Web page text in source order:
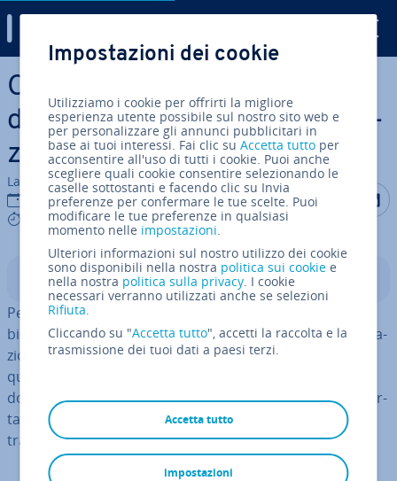
Vai al contenuto prin­ci­pa­le
Come fun­zio­na­no i dazi
doganali e l’IVA sulle im­por­ta­
zio­ni?
La redazione di IONOS
16 mag 2025
6 mins
Condividi
Indice
Per merci che pro­ven­go­no da paesi ex­traeu­ro­pei
bisogna pagare i dazi doganali, mentre anche le im­por­ta­
zio­ni sono soggette all’IVA. In questo articolo ti diamo
qualche rag­gua­glio sull’IVA sulle im­por­ta­zio­ni, dazi
doganali, rimborsi IVA e altri concetti ri­guar­dan­ti l’im­por­
ta­zio­ne di merci, sia da parte di privati che di aziende,
tra­spor­ta­ti fi­si­ca­men­te o ac­qui­sta­ti online.
Impostazioni dei cookie
Utilizziamo i cookie per offrirti la migliore
esperienza utente possibile sul nostro sito web e
per personalizzare gli annunci pubblicitari in
base ai tuoi interessi. Fai clic suAccetta tutto per
acconsentire all'uso di tutti i cookie. Puoi anche
scegliere quali cookie consentire selezionando le
caselle sottostanti e facendo clic su Invia
preferenze per confermare le tue scelte. Puoi
modificare le tue preferenze in qualsiasi
momento nelle impostazioni.
Ulteriori informazioni sul nostro utilizzo dei cookie
sono disponibili nella nostra politica sui cookie e
nella nostra politica sulla privacy. I cookie
necessari verranno utilizzati anche se selezioni
Rifiuta.
Cliccando su "Accetta tutto", accetti la raccolta e la
trasmissione dei tuoi dati a paesi terzi.
Accetta tutto
impostazioni